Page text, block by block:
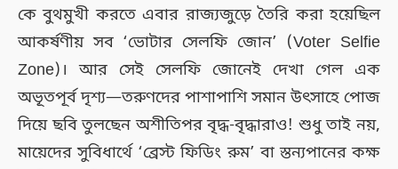
কে বুথমুখী করতে এবার রাজ্যজুড়ে তৈরি করা হয়েছিল
আকর্ষণীয় সব ‘ভোটার সেলফি জোন’ (Voter Selfie
Zone)। আর সেই সেলফি জোনেই দেখা গেল এক
অভূতপূর্ব দৃশ্য—তরুণদের পাশাপাশি সমান উৎসাহে পোজ
দিয়ে ছবি তুলছেন অশীতিপর বৃদ্ধ-বৃদ্ধারাও! শুধু তাই নয়,
মায়েদের সুবিধার্থে ‘ব্রেস্ট ফিডিং রুম’ বা স্তন্যপানের কক্ষ